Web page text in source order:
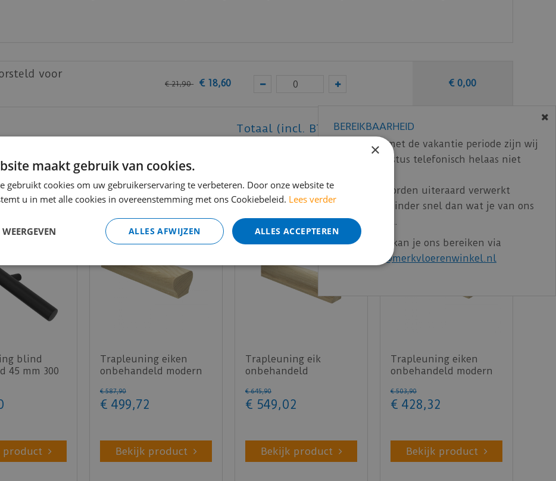
voor
€ 21,90 € 18,60 € 0,00
Totaal (incl. BTW)
blind
45 mm 300
product
Trapleuning eiken
onbehandeld modern
€ 587,90
€ 499,72
Bekijk product
Trapleuning eik
onbehandeld
350cm
€ 645,90
€ 549,02
Bekijk product
Trapleuning eiken
onbehandeld modern
€ 503,90
€ 428,32
Bekijk product
BEREIKBAARHEID
In verband met de vakantie periode zijn wij
t/m 14 augustus telefonisch helaas niet
Bestelling worden uiteraard verwerkt
echter iets minder snel dan wat je van ons
gewend bent.
Voor vragen kan je ons bereiken via
info@merkvloerenwinkel.nl
×
maakt gebruik van cookies.
gebruikt cookies om uw gebruikerservaring te verbeteren. Door onze website te
u in met alle cookies in overeenstemming met ons Cookiebeleid. Lees verder
ALLES ACCEPTEREN
ALLES AFWIJZEN